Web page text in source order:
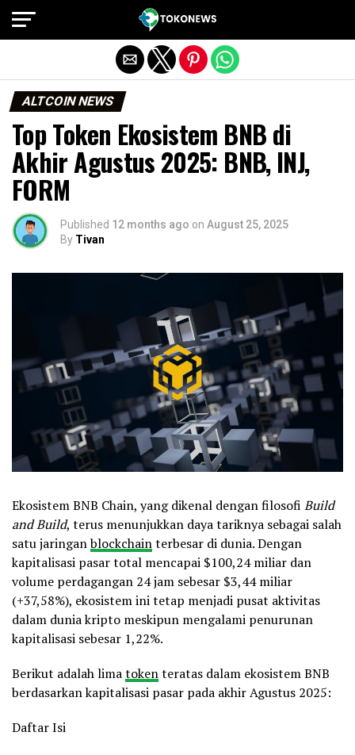
ALTCOIN NEWS
Top Token Ekosistem BNB di
Akhir Agustus 2025: BNB, INJ,
FORM
Published 12 months ago on August 25, 2025
By Tivan
Ekosistem BNB Chain, yang dikenal dengan filosofi Build
and Build, terus menunjukkan daya tariknya sebagai salah
satu jaringanblockchainterbesar di dunia. Dengan
kapitalisasi pasar total mencapai $100,24 miliar dan
volume perdagangan 24 jam sebesar $3,44 miliar
(+37,58%), ekosistem ini tetap menjadi pusat aktivitas
dalam dunia kripto meskipun mengalami penurunan
kapitalisasi sebesar 1,22%.
Berikut adalah limatokenteratas dalam ekosistem BNB
berdasarkan kapitalisasi pasar pada akhir Agustus 2025:
Daftar Isi
Exit mobile version